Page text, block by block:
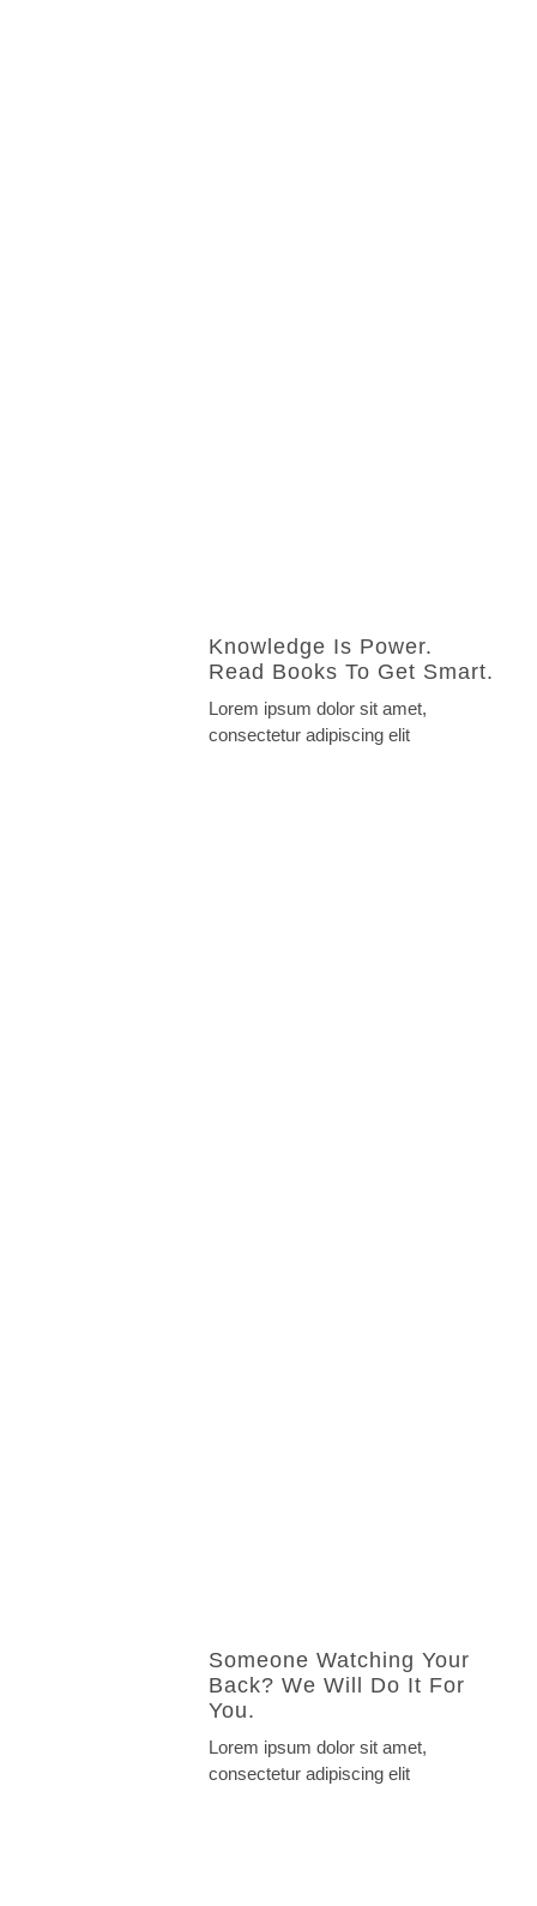
Knowledge Is Power.
Read Books To Get Smart.
Lorem ipsum dolor sit amet,
consectetur adipiscing elit
Someone Watching Your
Back? We Will Do It For
You.
Lorem ipsum dolor sit amet,
consectetur adipiscing elit